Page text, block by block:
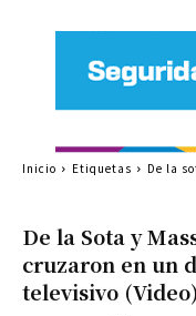
De la Sota y
cruzaron en un
televisivo (Video)
Inicio Etiquetas De la